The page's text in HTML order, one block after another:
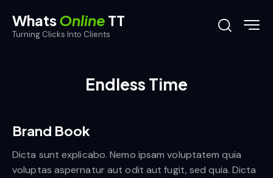
WhatsOnline TT
Turning Clicks Into Clients
Endless Time
Brand Book
Dicta sunt explicabo. Nemo ipsam voluptatem quia
voluptas aspernatur aut odit aut fugit, sed quia. Dicta